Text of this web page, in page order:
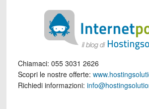
Chiamaci: 055 3031 2626
Scopri le nostre offerte:
Richiedi informazioni: